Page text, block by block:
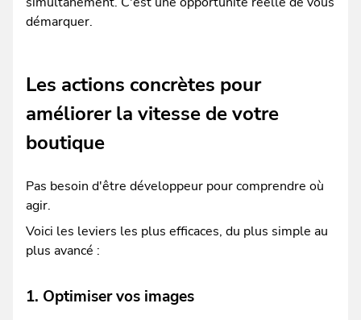
démarquer.
Les actions concrètes pour
améliorer la vitesse de votre
boutique
Pas besoin d'être développeur pour comprendre où
agir.
Voici les leviers les plus efficaces, du plus simple au
plus avancé :
1. Optimiser vos images